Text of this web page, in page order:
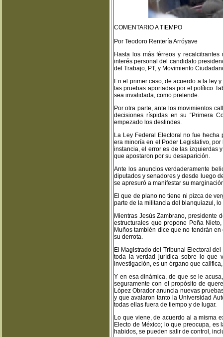
COMENTARIO A TIEMPO
Por Teodoro Rentería Arróyave
Hasta los más férreos y
interés personal del candidato
del Trabajo, PT, y Movimiento
En el primer caso, de acuerdo a la ley
las pruebas aportadas por el político
sea invalidada, como pretende.
Por otra parte, ante los movimientos
decisiones ríspidas en su “Primera
empezado los deslindes.
La Ley Federal Electoral no fue
era minoría en el Poder Legislativo,
instancia, el error es de las izquierdas
que apostaron por su desaparición.
Ante los anuncios verdaderamente
diputados y senadores y desde luego
se apresuró a manifestar su
El que de plano no tiene ni pizca de
parte de la militancia del blanquiazul,
Mientras Jesús Zambrano, presidente
estructurales que propone Peña
Muños también dice que no tendrán
su derrota.
El Magistrado del Tribunal Electoral
toda la verdad jurídica sobre lo que
investigación, es un órgano que
Y en esa dinámica, de que se le
seguramente con el propósito de
López Obrador anuncia nuevas
y que avalaron tanto la Universidad
todas ellas fuera de tiempo y de lugar.
Lo que viene, de acuerdo al a misma
Electo de México; lo que preocupa,
habidos, se pueden salir de control,